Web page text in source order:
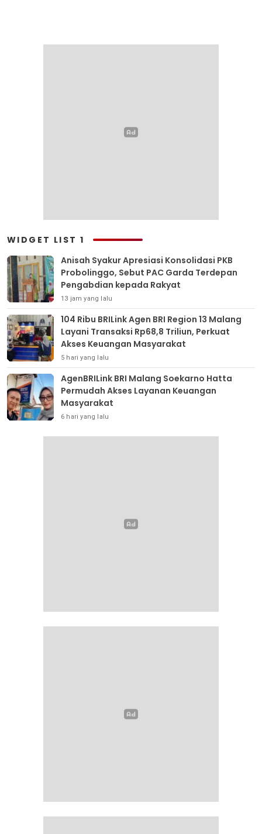
WIDGET LIST 1
Anisah Syakur Apresiasi Konsolidasi PKB
Probolinggo, Sebut PAC Garda Terdepan
Pengabdian kepada Rakyat
13 jam yang lalu
104 Ribu BRILink Agen BRI Region 13 Malang
Layani Transaksi Rp68,8 Triliun, Perkuat
Akses Keuangan Masyarakat
5 hari yang lalu
AgenBRILink BRI Malang Soekarno Hatta
Permudah Akses Layanan Keuangan
Masyarakat
6 hari yang lalu